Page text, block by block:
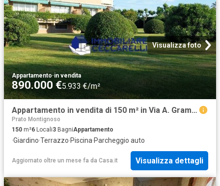
Visualizza foto
Appartamento·in vendita
890.000 €5.933 €/m²
Appartamento in vendita di 150 m² in Via A. Gramsci
Prato Montignoso
150 m²6 Locali3 BagniAppartamento
·Giardino·Terrazzo·Piscina·Parcheggio auto
Aggiornato oltre un mese fa da Casa.it Visualizza dettagli